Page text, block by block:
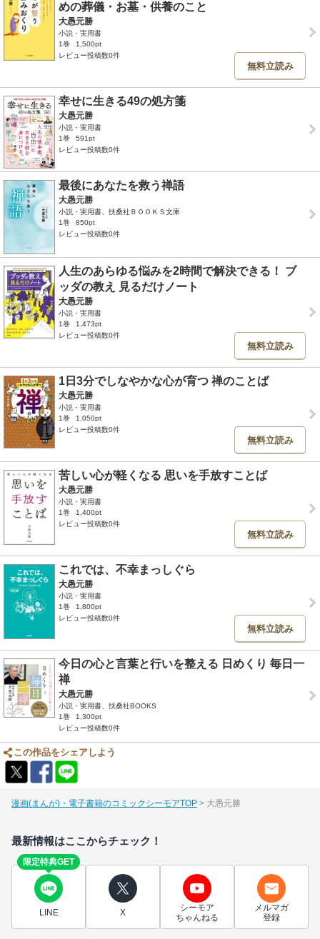
めの葬儀・お墓・供養のこと
大愚元勝
小説・実用書
1巻
1,500pt
レビュー投稿数0件
無料立読み
幸せに生きる49の処方箋
大愚元勝
小説・実用書
1巻
591pt
レビュー投稿数0件
最後にあなたを救う禅語
大愚元勝
小説・実用書、扶桑社ＢＯＯＫＳ文庫
1巻
850pt
レビュー投稿数0件
人生のあらゆる悩みを2時間で解決できる！ ブ
ッダの教え 見るだけノート
大愚元勝
小説・実用書
1巻
1,473pt
レビュー投稿数0件
無料立読み
1日3分でしなやかな心が育つ 禅のことば
大愚元勝
小説・実用書
1巻
1,050pt
レビュー投稿数0件
無料立読み
苦しい心が軽くなる 思いを手放すことば
大愚元勝
小説・実用書
1巻
1,400pt
レビュー投稿数0件
無料立読み
これでは、不幸まっしぐら
大愚元勝
小説・実用書
1巻
1,800pt
レビュー投稿数0件
無料立読み
今日の心と言葉と行いを整える 日めくり 毎日一
禅
大愚元勝
小説・実用書、扶桑社BOOKS
1巻
1,300pt
レビュー投稿数0件
この作品をシェアしよう
漫画(まんが)・電子書籍のコミックシーモアTOP 大愚元勝
最新情報はここからチェック！
限定特典GET
LINE X
シーモア
ちゃんねる
メルマガ
登録